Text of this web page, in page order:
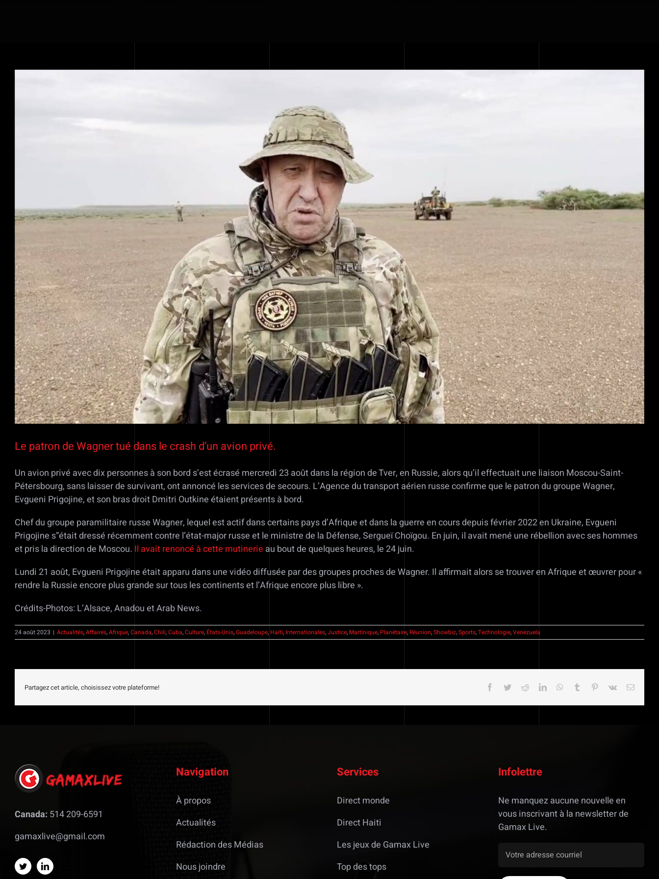
Le patron de Wagner tué dans le crash d’un avion privé.
Un avion privé avec dix personnes à son bord s’est écrasé mercredi 23 août dans la région de Tver, en Russie, alors qu’il effectuait une liaison Moscou-Saint-
Pétersbourg, sans laisser de survivant, ont annoncé les services de secours. L’Agence du transport aérien russe confirme que le patron du groupe Wagner,
Evgueni Prigojine, et son bras droit Dmitri Outkine étaient présents à bord.
Chef du groupe paramilitaire russe Wagner, lequel est actif dans certains pays d’Afrique et dans la guerre en cours depuis février 2022 en Ukraine, Evgueni
Prigojine s”était dressé récemment contre l’état-major russe et le ministre de la Défense, Sergueï Choïgou. En juin, il avait mené une rébellion avec ses hommes
et pris la direction de Moscou. Il avait renoncé à cette mutinerie au bout de quelques heures, le 24 juin.
Lundi 21 août, Evgueni Prigojine était apparu dans une vidéo diffusée par des groupes proches de Wagner. Il affirmait alors se trouver en Afrique et œuvrer pour «
rendre la Russie encore plus grande sur tous les continents et l’Afrique encore plus libre ».
Crédits-Photos: L’Alsace, Anadou et Arab News.
24 août 2023 | Actualités,Affaires,Afrique,Canada,Chili,Cuba,Culture, États-Unis,Guadeloupe, Haïti, Internationales,Justice, Martinique, Planétaire, Réunion,Showbiz,Sports,Technologie,Venezuela
Partagez cet article, choisissez votre plateforme! Facebook
TwitterRedditLinkedInWhatsApp
Tumblr Pinterest
Vk Email
Canada: 514 209-6591
gamaxlive@gmail.com
Navigation
À propos
Actualités
Rédaction des Médias
Nous joindre
Services
Direct monde
Direct Haiti
Les jeux de Gamax Live
Top des tops
Infolettre
Ne manquez aucune nouvelle en
vous inscrivant à la newsletter de
Gamax Live.